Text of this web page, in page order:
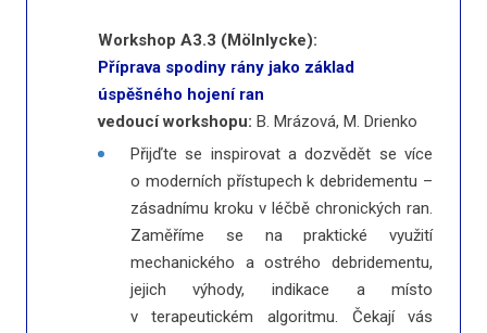
Workshop A3.3 (Mölnlycke):
Příprava spodiny rány jako základ
úspěšného hojení ran
vedoucí workshopu: B. Mrázová, M. Drienko
Přijďte se inspirovat a dozvědět se více
o moderních přístupech k debridementu –
zásadnímu kroku v léčbě chronických ran.
Zaměříme se na praktické využití
mechanického a ostrého debridementu,
jejich výhody, indikace a místo
v terapeutickém algoritmu. Čekají vás